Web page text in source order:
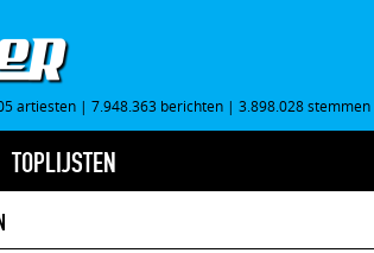
artiesten | 7.948.363 berichten | 3.898.028 stemmen
TOPLIJSTEN